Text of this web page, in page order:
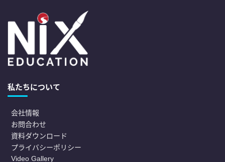
私たちについて
会社情報
お問合わせ
資料ダウンロード
プライバシーポリシー
Video Gallery